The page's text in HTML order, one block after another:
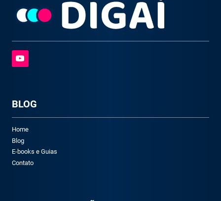
BLOG
Home
Blog
E-books e Guias
Contato